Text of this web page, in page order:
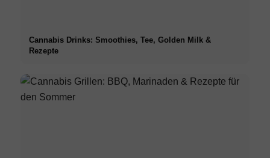
Cannabis Drinks: Smoothies, Tee, Golden Milk &
Rezepte